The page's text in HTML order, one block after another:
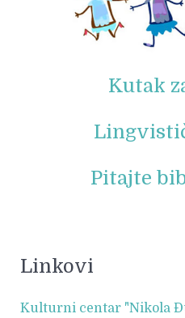
Kutak
Pitajte
Linkovi
Kulturni centar "Nikola